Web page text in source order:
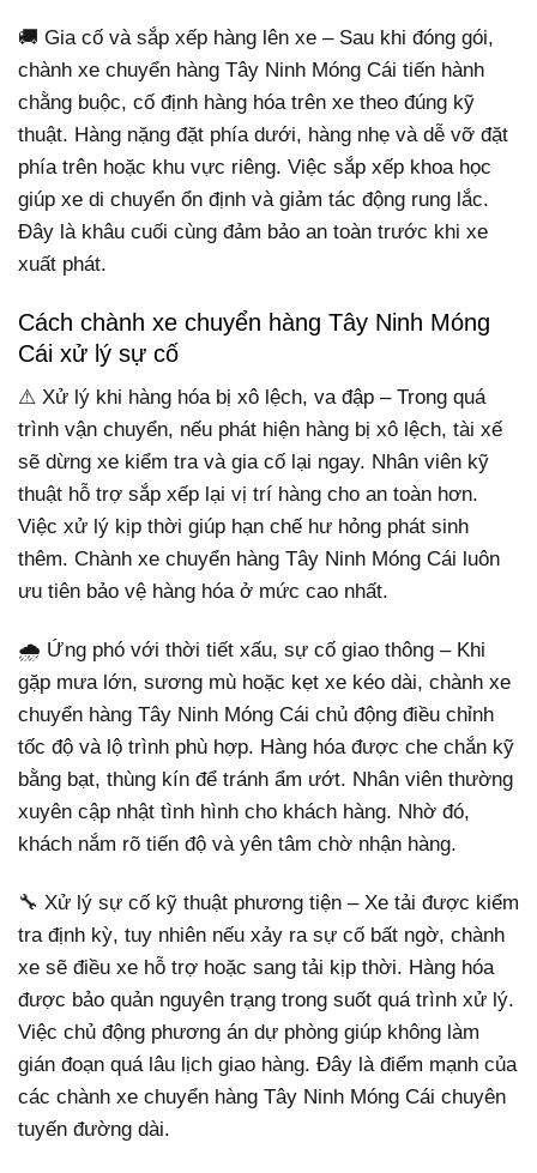
🚚 Gia cố và sắp xếp hàng lên xe – Sau khi đóng gói,
chành xe chuyển hàng Tây Ninh Móng Cái tiến hành
chằng buộc, cố định hàng hóa trên xe theo đúng kỹ
thuật. Hàng nặng đặt phía dưới, hàng nhẹ và dễ vỡ đặt
phía trên hoặc khu vực riêng. Việc sắp xếp khoa học
giúp xe di chuyển ổn định và giảm tác động rung lắc.
Đây là khâu cuối cùng đảm bảo an toàn trước khi xe
xuất phát.
Cách chành xe chuyển hàng Tây Ninh Móng
Cái xử lý sự cố
⚠ Xử lý khi hàng hóa bị xô lệch, va đập – Trong quá
trình vận chuyển, nếu phát hiện hàng bị xô lệch, tài xế
sẽ dừng xe kiểm tra và gia cố lại ngay. Nhân viên kỹ
thuật hỗ trợ sắp xếp lại vị trí hàng cho an toàn hơn.
Việc xử lý kịp thời giúp hạn chế hư hỏng phát sinh
thêm. Chành xe chuyển hàng Tây Ninh Móng Cái luôn
ưu tiên bảo vệ hàng hóa ở mức cao nhất.
🌧 Ứng phó với thời tiết xấu, sự cố giao thông – Khi
gặp mưa lớn, sương mù hoặc kẹt xe kéo dài, chành xe
chuyển hàng Tây Ninh Móng Cái chủ động điều chỉnh
tốc độ và lộ trình phù hợp. Hàng hóa được che chắn kỹ
bằng bạt, thùng kín để tránh ẩm ướt. Nhân viên thường
xuyên cập nhật tình hình cho khách hàng. Nhờ đó,
khách nắm rõ tiến độ và yên tâm chờ nhận hàng.
🔧 Xử lý sự cố kỹ thuật phương tiện – Xe tải được kiểm
tra định kỳ, tuy nhiên nếu xảy ra sự cố bất ngờ, chành
xe sẽ điều xe hỗ trợ hoặc sang tải kịp thời. Hàng hóa
được bảo quản nguyên trạng trong suốt quá trình xử lý.
Việc chủ động phương án dự phòng giúp không làm
gián đoạn quá lâu lịch giao hàng. Đây là điểm mạnh của
các chành xe chuyển hàng Tây Ninh Móng Cái chuyên
tuyến đường dài.